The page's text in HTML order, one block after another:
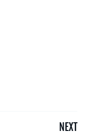
NEXT